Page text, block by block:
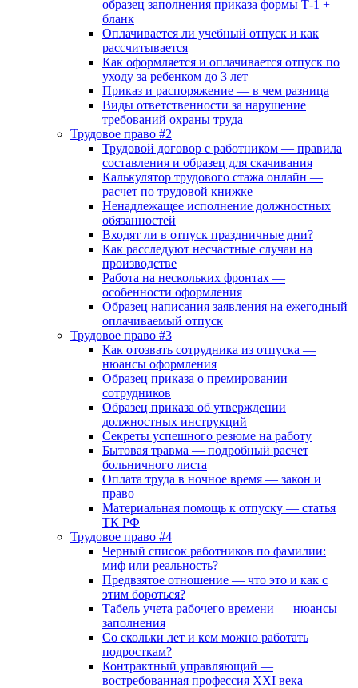
образец заполнения приказа формы Т-1 +
бланк
Оплачивается ли учебный отпуск и как
рассчитывается
Как оформляется и оплачивается отпуск по
уходу за ребенком до 3 лет
Приказ и распоряжение — в чем разница
Виды ответственности за нарушение
требований охраны труда
Трудовое право #2
Трудовой договор с работником — правила
составления и образец для скачивания
Калькулятор трудового стажа онлайн —
расчет по трудовой книжке
Ненадлежащее исполнение должностных
обязанностей
Входят ли в отпуск праздничные дни?
Как расследуют несчастные случаи на
производстве
Работа на нескольких фронтах —
особенности оформления
Образец написания заявления на ежегодный
оплачиваемый отпуск
Трудовое право #3
Как отозвать сотрудника из отпуска —
нюансы оформления
Образец приказа о премировании
сотрудников
Образец приказа об утверждении
должностных инструкций
Секреты успешного резюме на работу
Бытовая травма — подробный расчет
больничного листа
Оплата труда в ночное время — закон и
право
Материальная помощь к отпуску — статья
ТК РФ
Трудовое право #4
Черный список работников по фамилии:
миф или реальность?
Предвзятое отношение — что это и как с
этим бороться?
Табель учета рабочего времени — нюансы
заполнения
Со скольки лет и кем можно работать
подросткам?
Контрактный управляющий —
востребованная профессия XXI века